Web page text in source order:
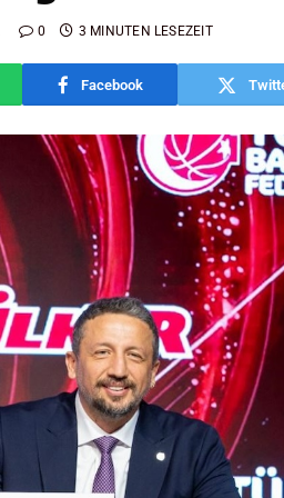
0 3 MINUTEN LESEZEIT
Facebook